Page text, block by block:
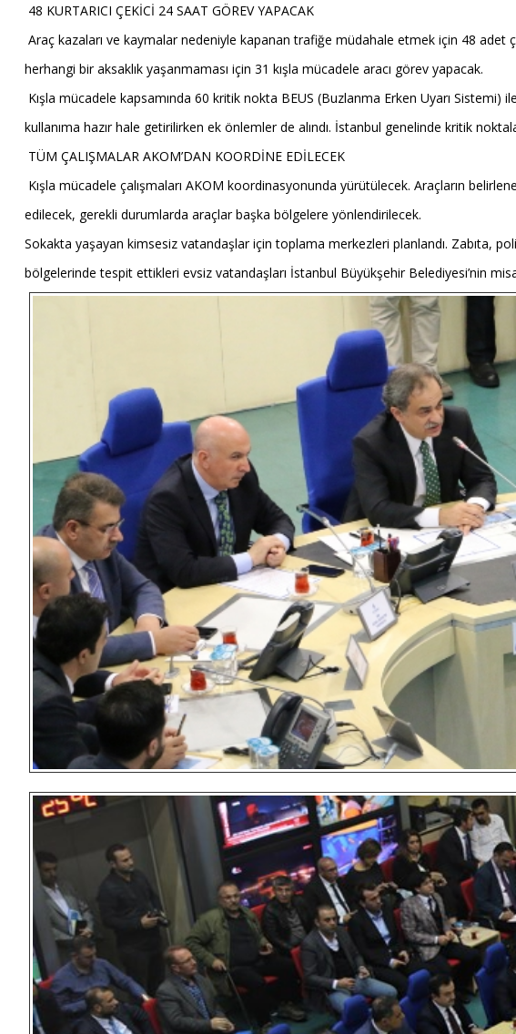
48 KURTARICI ÇEKİCİ 24 SAAT GÖREV YAPACAK
Araç kazaları ve kaymalar nedeniyle kapanan trafiğe müdahale etmek için 48 adet
herhangi bir aksaklık yaşanmaması için 31 kışla mücadele aracı görev yapacak.
Kışla mücadele kapsamında 60 kritik nokta BEUS (Buzlanma Erken Uyarı
kullanıma hazır hale getirilirken ek önlemler de alındı. İstanbul genelinde kritik
TÜM ÇALIŞMALAR AKOM’DAN KOORDİNE EDİLECEK
Kışla mücadele çalışmaları AKOM koordinasyonunda yürütülecek. Araçların
edilecek, gerekli durumlarda araçlar başka bölgelere yönlendirilecek.
Sokakta yaşayan kimsesiz vatandaşlar için toplama merkezleri planlandı. Zabıta,
bölgelerinde tespit ettikleri evsiz vatandaşları İstanbul Büyükşehir Belediyesi’nin